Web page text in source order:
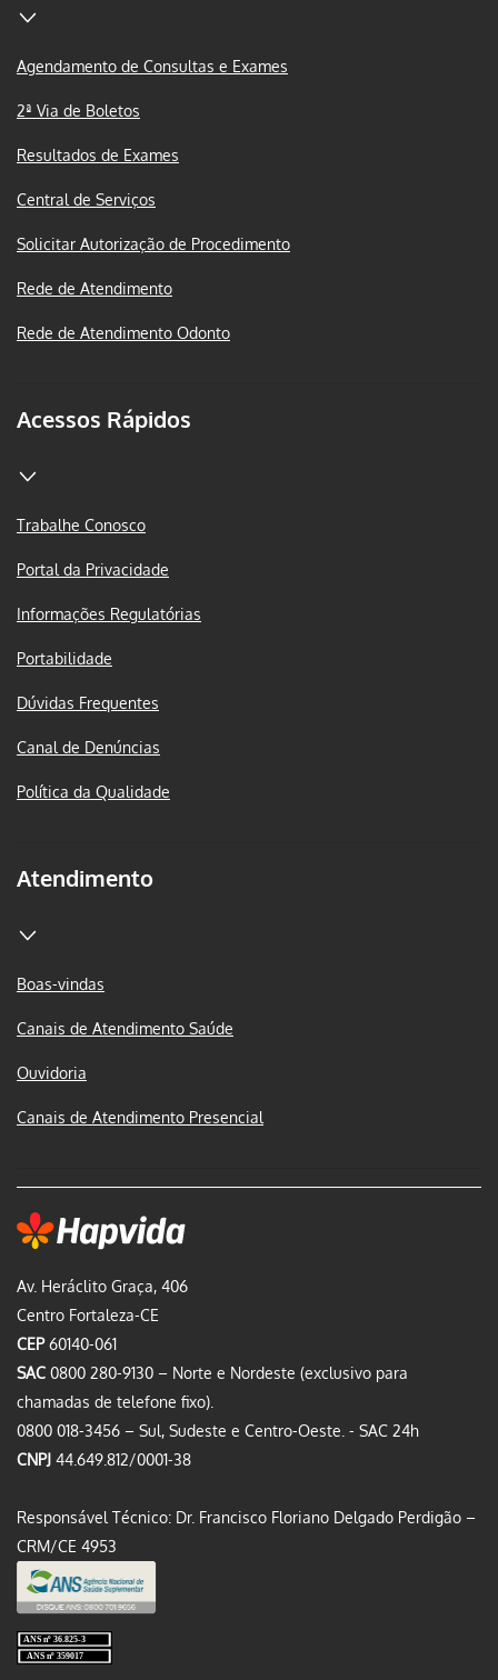
Av. Heráclito Graça, 406
Centro Fortaleza-CE
CEP60140-061
SAC 0800 280-9130 – Norte e Nordeste (exclusivo para
chamadas de telefone fixo).
0800 018-3456 – Sul, Sudeste e Centro-Oeste. - SAC 24h
CNPJ 44.649.812/0001-38
Responsável Técnico: Dr. Francisco Floriano Delgado Perdigão –
CRM/CE 4953
Agendamento de Consultas e Exames
2ª Via de Boletos
Resultados de Exames
Central de Serviços
Solicitar Autorização de Procedimento
Rede de Atendimento
Rede de Atendimento Odonto
Acessos Rápidos
Trabalhe Conosco
Portal da Privacidade
Informações Regulatórias
Portabilidade
Dúvidas Frequentes
Canal de Denúncias
Política da Qualidade
Atendimento
Boas-vindas
Canais de Atendimento Saúde
Ouvidoria
Canais de Atendimento Presencial